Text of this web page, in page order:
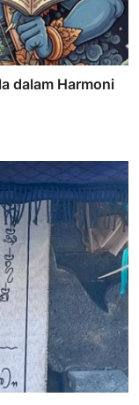
dalam Harmoni